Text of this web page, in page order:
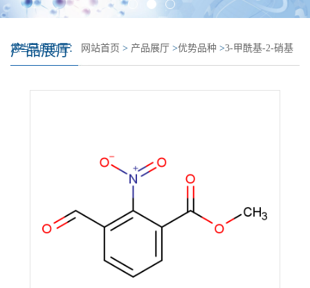
产品展厅
您当前的位置： 网站首页 > 产品展厅 >优势品种 >3-甲酰基-2-硝基